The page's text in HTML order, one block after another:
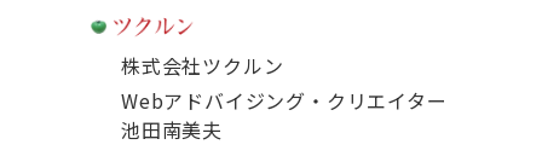
株式会社ツクルン
Webアドバイジング・クリエイター
池田南美夫